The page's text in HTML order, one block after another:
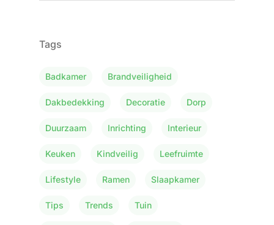
Tags
Badkamer Brandveiligheid
Dakbedekking Decoratie Dorp
Duurzaam Inrichting Interieur
Keuken Kindveilig Leefruimte
Lifestyle Ramen Slaapkamer
Tips Trends Tuin